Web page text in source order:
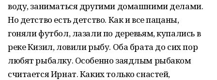
воду, заниматься другими домашними делами.
Но детство есть детство. Как и все пацаны,
гоняли футбол, лазали по деревьям, купались в
реке Кизил, ловили рыбу. Оба брата до сих пор
любят рыбалку. Особенно заядлым рыбаком
считается Ирнат. Каких только снастей,